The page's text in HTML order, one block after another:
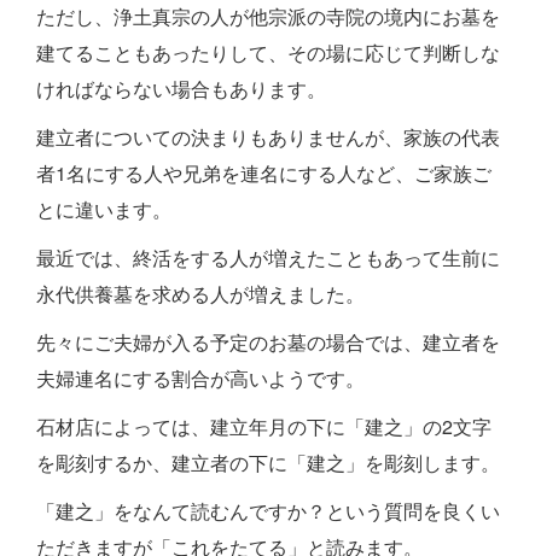
ただし、浄土真宗の人が他宗派の寺院の境内にお墓を
建てることもあったりして、その場に応じて判断しな
ければならない場合もあります。
建立者についての決まりもありませんが、家族の代表
者1名にする人や兄弟を連名にする人など、ご家族ご
とに違います。
最近では、終活をする人が増えたこともあって生前に
永代供養墓を求める人が増えました。
先々にご夫婦が入る予定のお墓の場合では、建立者を
夫婦連名にする割合が高いようです。
石材店によっては、建立年月の下に「建之」の2文字
を彫刻するか、建立者の下に「建之」を彫刻します。
「建之」をなんて読むんですか？という質問を良くい
ただきますが「これをたてる」と読みます。